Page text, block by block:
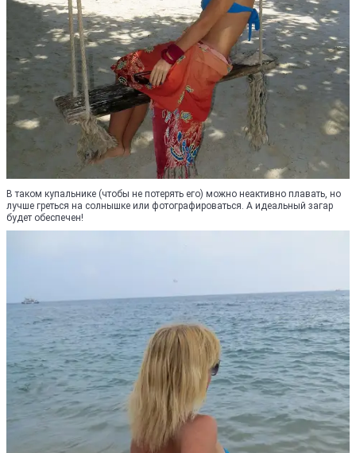
В таком купальнике (чтобы не потерять его) можно неактивно плавать, но
лучше греться на солнышке или фотографироваться. А идеальный загар
будет обеспечен!